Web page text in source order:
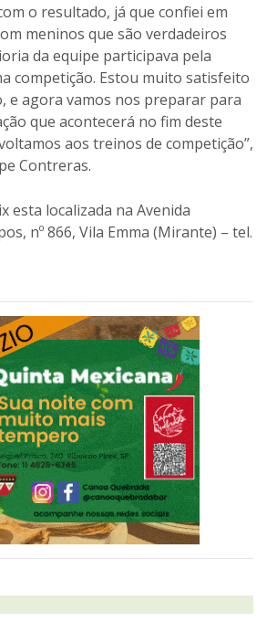
o resultado, já que confiei em
meninos que são verdadeiros
da equipe participava pela
competição. Estou muito satisfeito
e agora vamos nos preparar para
que acontecerá no fim deste
aos treinos de competição”,
Contreras.
esta localizada na Avenida
nº 866, Vila Emma (Mirante) – tel.